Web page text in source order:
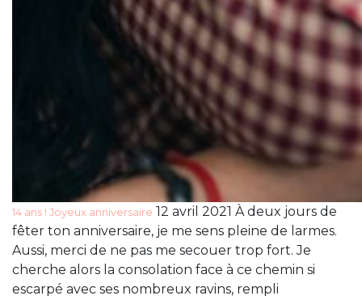
14 ans ! Joyeux anniversaire 12 avril 2021 À deux jours de
fêter ton anniversaire, je me sens pleine de larmes.
Aussi, merci de ne pas me secouer trop fort. Je
cherche alors la consolation face à ce chemin si
escarpé avec ses nombreux ravins, rempli